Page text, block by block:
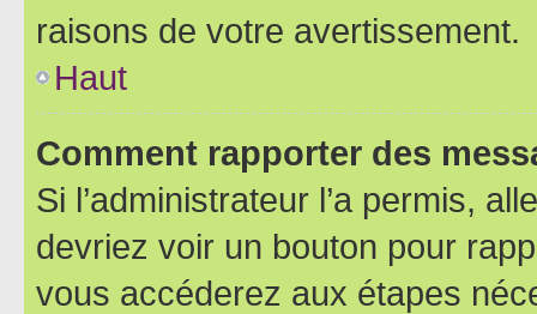
raisons de votre avertissement.
Haut
Comment rapporter des
Si l’administrateur l’a permis,
devriez voir un bouton pour
vous accéderez aux étapes